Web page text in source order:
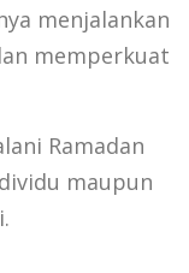
menjalankan
memperkuat
Ramadan
maupun